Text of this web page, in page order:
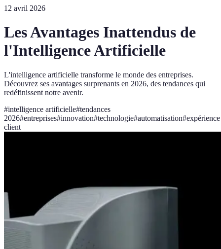
12 avril 2026
Les Avantages Inattendus de
l'Intelligence Artificielle
L'intelligence artificielle transforme le monde des entreprises.
Découvrez ses avantages surprenants en 2026, des tendances qui
redéfinissent notre avenir.
#intelligence artificielle#tendances
2026#entreprises#innovation#technologie#automatisation#expérience
client